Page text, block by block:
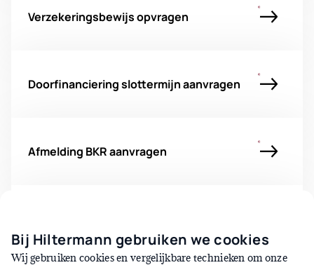
Verzekeringsbewijs opvragen
Doorfinanciering slottermijn aanvragen
Afmelding BKR aanvragen
Bij Hiltermann gebruiken we cookies
Wij gebruiken cookies en vergelijkbare technieken om onze